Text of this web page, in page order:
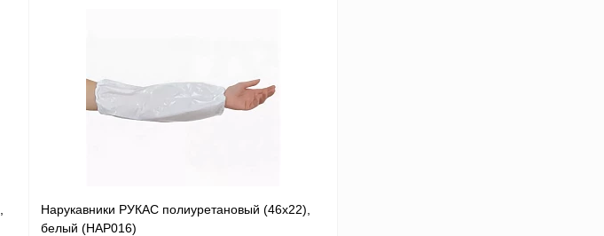
Нарукавники РУКАС полиуретановый (46х22),
белый (НАР016)